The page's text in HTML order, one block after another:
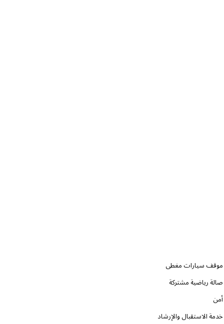
موقف سيارات مغطى
صالة رياضية مشتركة
أمن
خدمة الاستقبال والإرشاد